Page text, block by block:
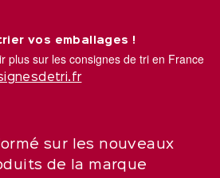
vos emballages !
plus sur les consignes de tri en France
sur les nouveaux
de la marque